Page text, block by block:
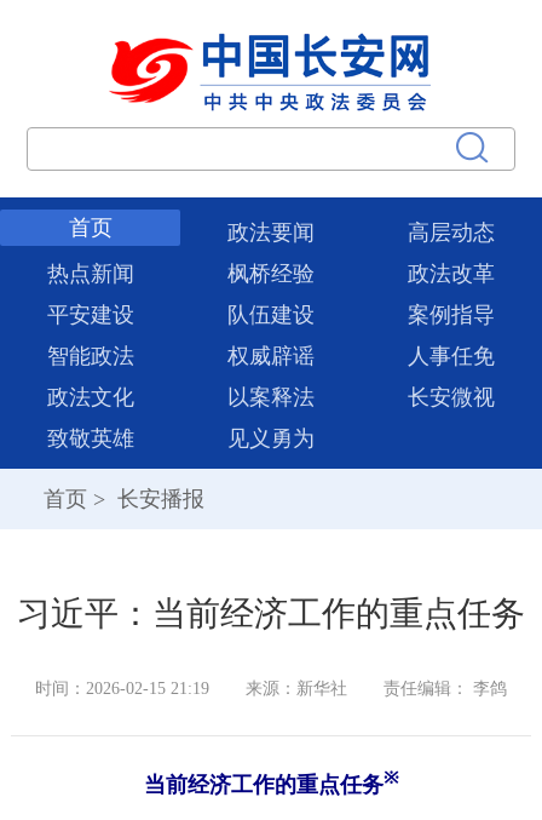
首页 政法要闻
高层动态
热点新闻
枫桥经验
政法改革
平安建设
队伍建设
案例指导
智能政法
权威辟谣
人事任免
政法文化
以案释法
长安微视
致敬英雄
见义勇为
首页 > 长安播报
习近平：当前经济工作的重点任务
时间：2026-02-15 21:19 来源：新华社 责任编辑： 李鸽
当前经济工作的重点任务※